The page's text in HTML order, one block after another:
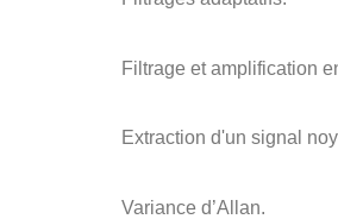
Filtrage et amplification
Extraction d'un signal
Variance d’Allan.